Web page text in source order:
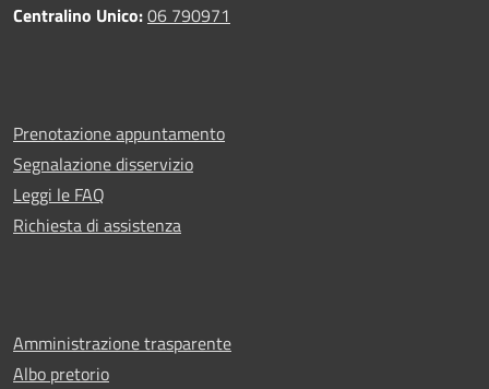
Centralino Unico:06 790971
Prenotazione appuntamento
Segnalazione disservizio
Leggi le FAQ
Richiesta di assistenza
Amministrazione trasparente
Albo pretorio